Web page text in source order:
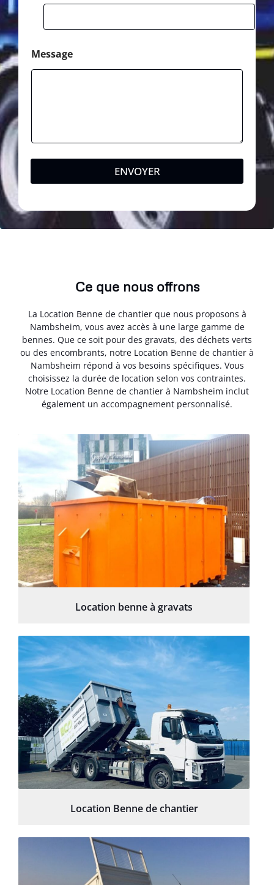
Message
ENVOYER
Ce que nous offrons
La Location Benne de chantier que nous proposons à
Nambsheim, vous avez accès à une large gamme de
bennes. Que ce soit pour des gravats, des déchets verts
ou des encombrants, notre Location Benne de chantier à
Nambsheim répond à vos besoins spécifiques. Vous
choisissez la durée de location selon vos contraintes.
Notre Location Benne de chantier à Nambsheim inclut
également un accompagnement personnalisé.
Location benne à gravats
Location Benne de chantier